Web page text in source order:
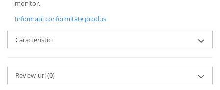
monitor.
Informatii conformitate produs
Caracteristici
Review-uri(0)